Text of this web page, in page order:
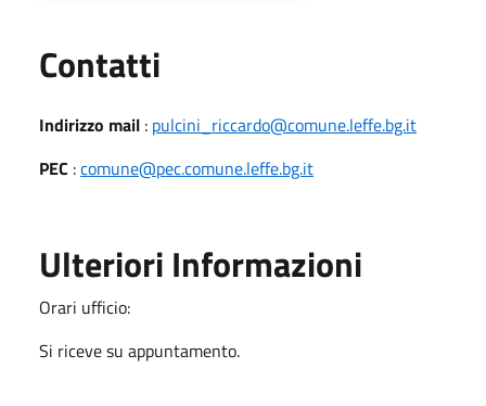
Contatti
Indirizzo mail : pulcini_riccardo@comune.leffe.bg.it
PEC :comune@pec.comune.leffe.bg.it
Ulteriori Informazioni
Orari ufficio:
Si riceve su appuntamento.